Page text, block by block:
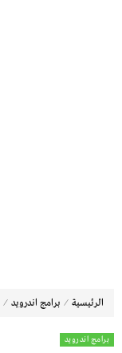
الرئيسية ⁄ برامج اندرويد ⁄
برامج اندرويد